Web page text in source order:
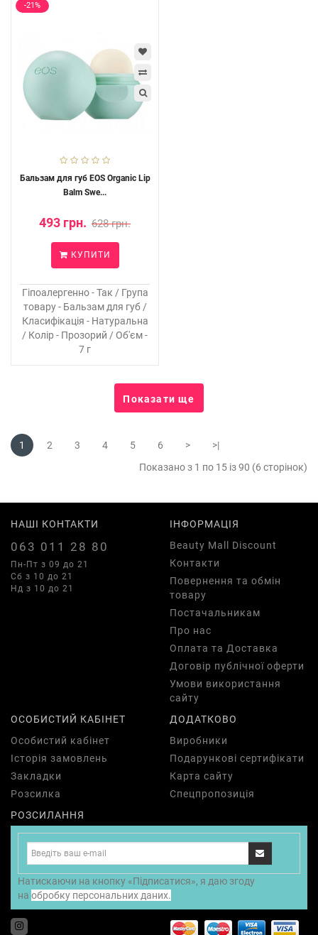
-21%
Бальзам для губ EOS Organic Lip
Balm Swe...
493 грн. 628 грн.
КУПИТИ
Гіпоалергенно - Так / Група
товару - Бальзам для губ /
Класифікація - Натуральна
/ Колір - Прозорий / Об'єм -
7 г
Показати ще
1 2 3 4 5 6 >
>|
Показано з 1 по 15 із 90 (6 сторінок)
НАШІ КОНТАКТИ
063 011 28 80
Пн-Пт з 09 до 21
Сб з 10 до 21
Нд з 10 до 21
ІНФОРМАЦІЯ
Beauty Mall Discount
Контакти
Повернення та обмін
товару
Постачальникам
Про нас
Оплата та Доставка
Договір публічної оферти
Умови використання
сайту
ОСОБИСТИЙ КАБІНЕТ
Особистий кабінет
Історія замовлень
Закладки
Розсилка
ДОДАТКОВО
Виробники
Подарункові сертифікати
Карта сайту
Спецпропозиція
РОЗСИЛАННЯ
Натискаючи на кнопку «Підписатися», я даю згоду
на обробку персональних даних.